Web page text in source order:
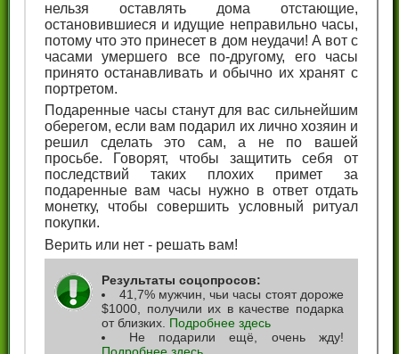
нельзя оставлять дома отстающие,
остановившиеся и идущие неправильно часы,
потому что это принесет в дом неудачи! А вот с
часами умершего все по-другому, его часы
принято останавливать и обычно их хранят с
портретом.
Подаренные часы станут для вас сильнейшим
оберегом, если вам подарил их лично хозяин и
решил сделать это сам, а не по вашей
просьбе. Говорят, чтобы защитить себя от
последствий таких плохих примет за
подаренные вам часы нужно в ответ отдать
монетку, чтобы совершить условный ритуал
покупки.
Верить или нет - решать вам!
Результаты соцопросов:
41,7% мужчин, чьи часы стоят дороже
$1000, получили их в качестве подарка
от близких. Подробнее здесь
Не подарили ещё, очень жду!